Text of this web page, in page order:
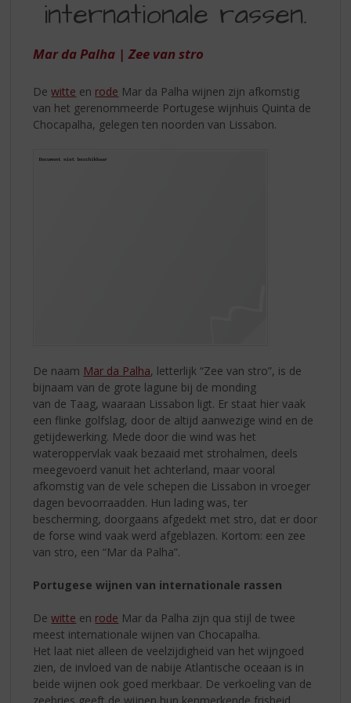
VAN
RASSEN
internationale rassen.
Mar da Palha | Zee van stro
Dewitte en rode Mar da Palha wijnen zijn afkomstig
van het gerenommeerde Portugese wijnhuis Quinta de
Chocapalha, gelegen ten noorden van Lissabon.
De naam Mar da Palha, letterlijk “Zee van stro”, is de
bijnaam van de grote lagune bij de monding
van de Taag, waaraan Lissabon ligt. Er staat hier vaak
een flinke golfslag, door de altijd aanwezige wind en de
getijdewerking. Mede door die wind was het
wateroppervlak vaak bezaaid met strohalmen, deels
meegevoerd vanuit het achterland, maar vooral
afkomstig van de vele schepen die Lissabon in vroeger
dagen bevoorraadden. Hun lading was, ter
bescherming, doorgaans afgedekt met stro, dat er door
de forse wind vaak werd afgeblazen. Kortom: een zee
van stro, een “Mar da Palha”.
Portugese wijnen van internationale rassen
Dewitte en rode Mar da Palha zijn qua stijl de twee
meest internationale wijnen van Chocapalha.
Het laat niet alleen de veelzijdigheid van het wijngoed
zien, de invloed van de nabije Atlantische oceaan is in
beide wijnen ook goed merkbaar. De verkoeling van de